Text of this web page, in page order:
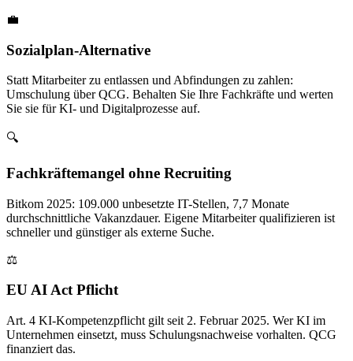
💼
Sozialplan-Alternative
Statt Mitarbeiter zu entlassen und Abfindungen zu zahlen:
Umschulung über QCG. Behalten Sie Ihre Fachkräfte und werten
Sie sie für KI- und Digitalprozesse auf.
🔍
Fachkräftemangel ohne Recruiting
Bitkom 2025: 109.000 unbesetzte IT-Stellen, 7,7 Monate
durchschnittliche Vakanzdauer. Eigene Mitarbeiter qualifizieren ist
schneller und günstiger als externe Suche.
⚖
EU AI Act Pflicht
Art. 4 KI-Kompetenzpflicht gilt seit 2. Februar 2025. Wer KI im
Unternehmen einsetzt, muss Schulungsnachweise vorhalten. QCG
finanziert das.